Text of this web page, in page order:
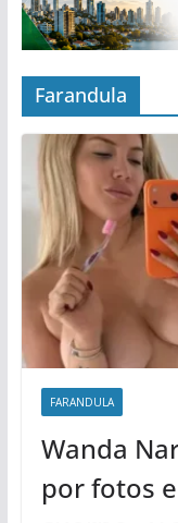
Farandula
FARANDULA
Wanda
por fotos